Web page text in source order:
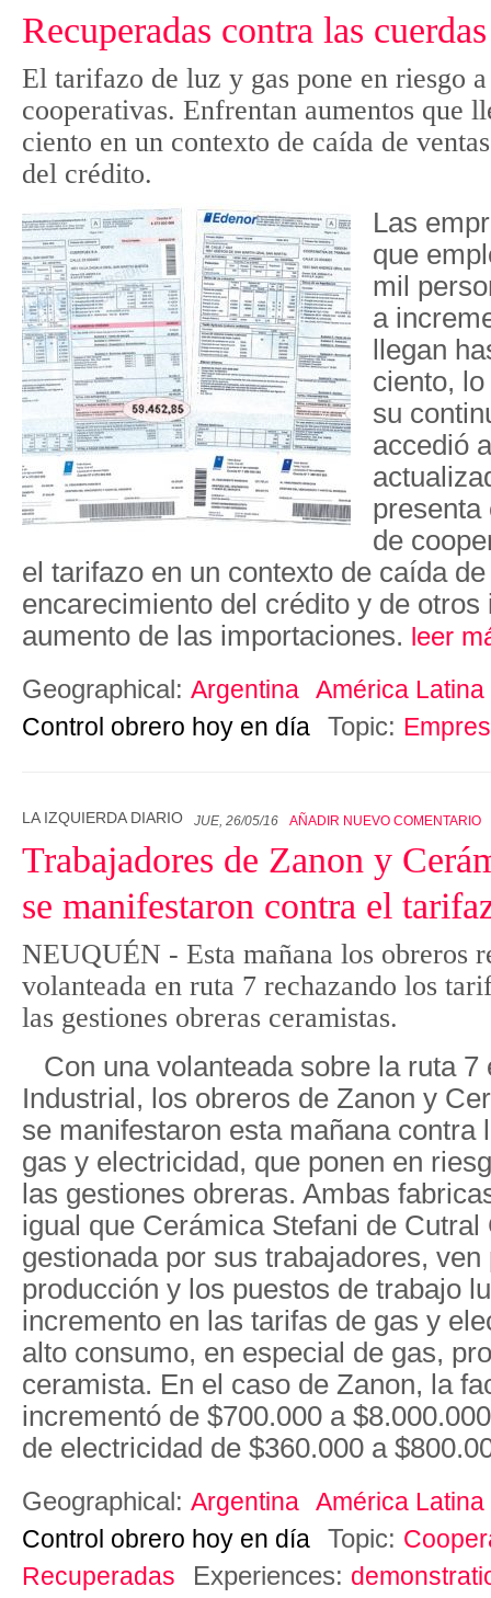
Recuperadas contra las cuerdas
El tarifazo de luz y gas pone en riesgo
cooperativas. Enfrentan aumentos que
ciento en un contexto de caída de
del crédito.
Las
que
mil
a
llegan
ciento,
su
accedió
presenta
de
el tarifazo en un contexto de caída
encarecimiento del crédito y de otros
aumento de las importaciones. leer
Geographical: Argentina América Latina
Control obrero hoy en día
Topic:
LA IZQUIERDA DIARIO JUE, 26/05/16 AÑADIR NUEVO COMENTARIO
Trabajadores de Zanon y
se manifestaron contra el
NEUQUÉN - Esta mañana los obreros
volanteada en ruta 7 rechazando los
las gestiones obreras ceramistas.
Con una volanteada sobre la ruta 7
Industrial, los obreros de Zanon y
se manifestaron esta mañana contra
gas y electricidad, que ponen en
las gestiones obreras. Ambas
igual que Cerámica Stefani de Cutral
gestionada por sus trabajadores, ven
producción y los puestos de trabajo
incremento en las tarifas de gas y
alto consumo, en especial de gas,
ceramista. En el caso de Zanon, la
incrementó de $700.000 a
de electricidad de $360.000 a
Geographical: Argentina América Latina
Control obrero hoy en día
Topic:
Recuperadas
Experiences: